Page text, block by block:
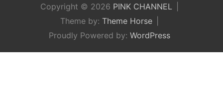
Copyright © 2026 PINK CHANNEL
Theme by: Theme Horse
Proudly Powered by: WordPress